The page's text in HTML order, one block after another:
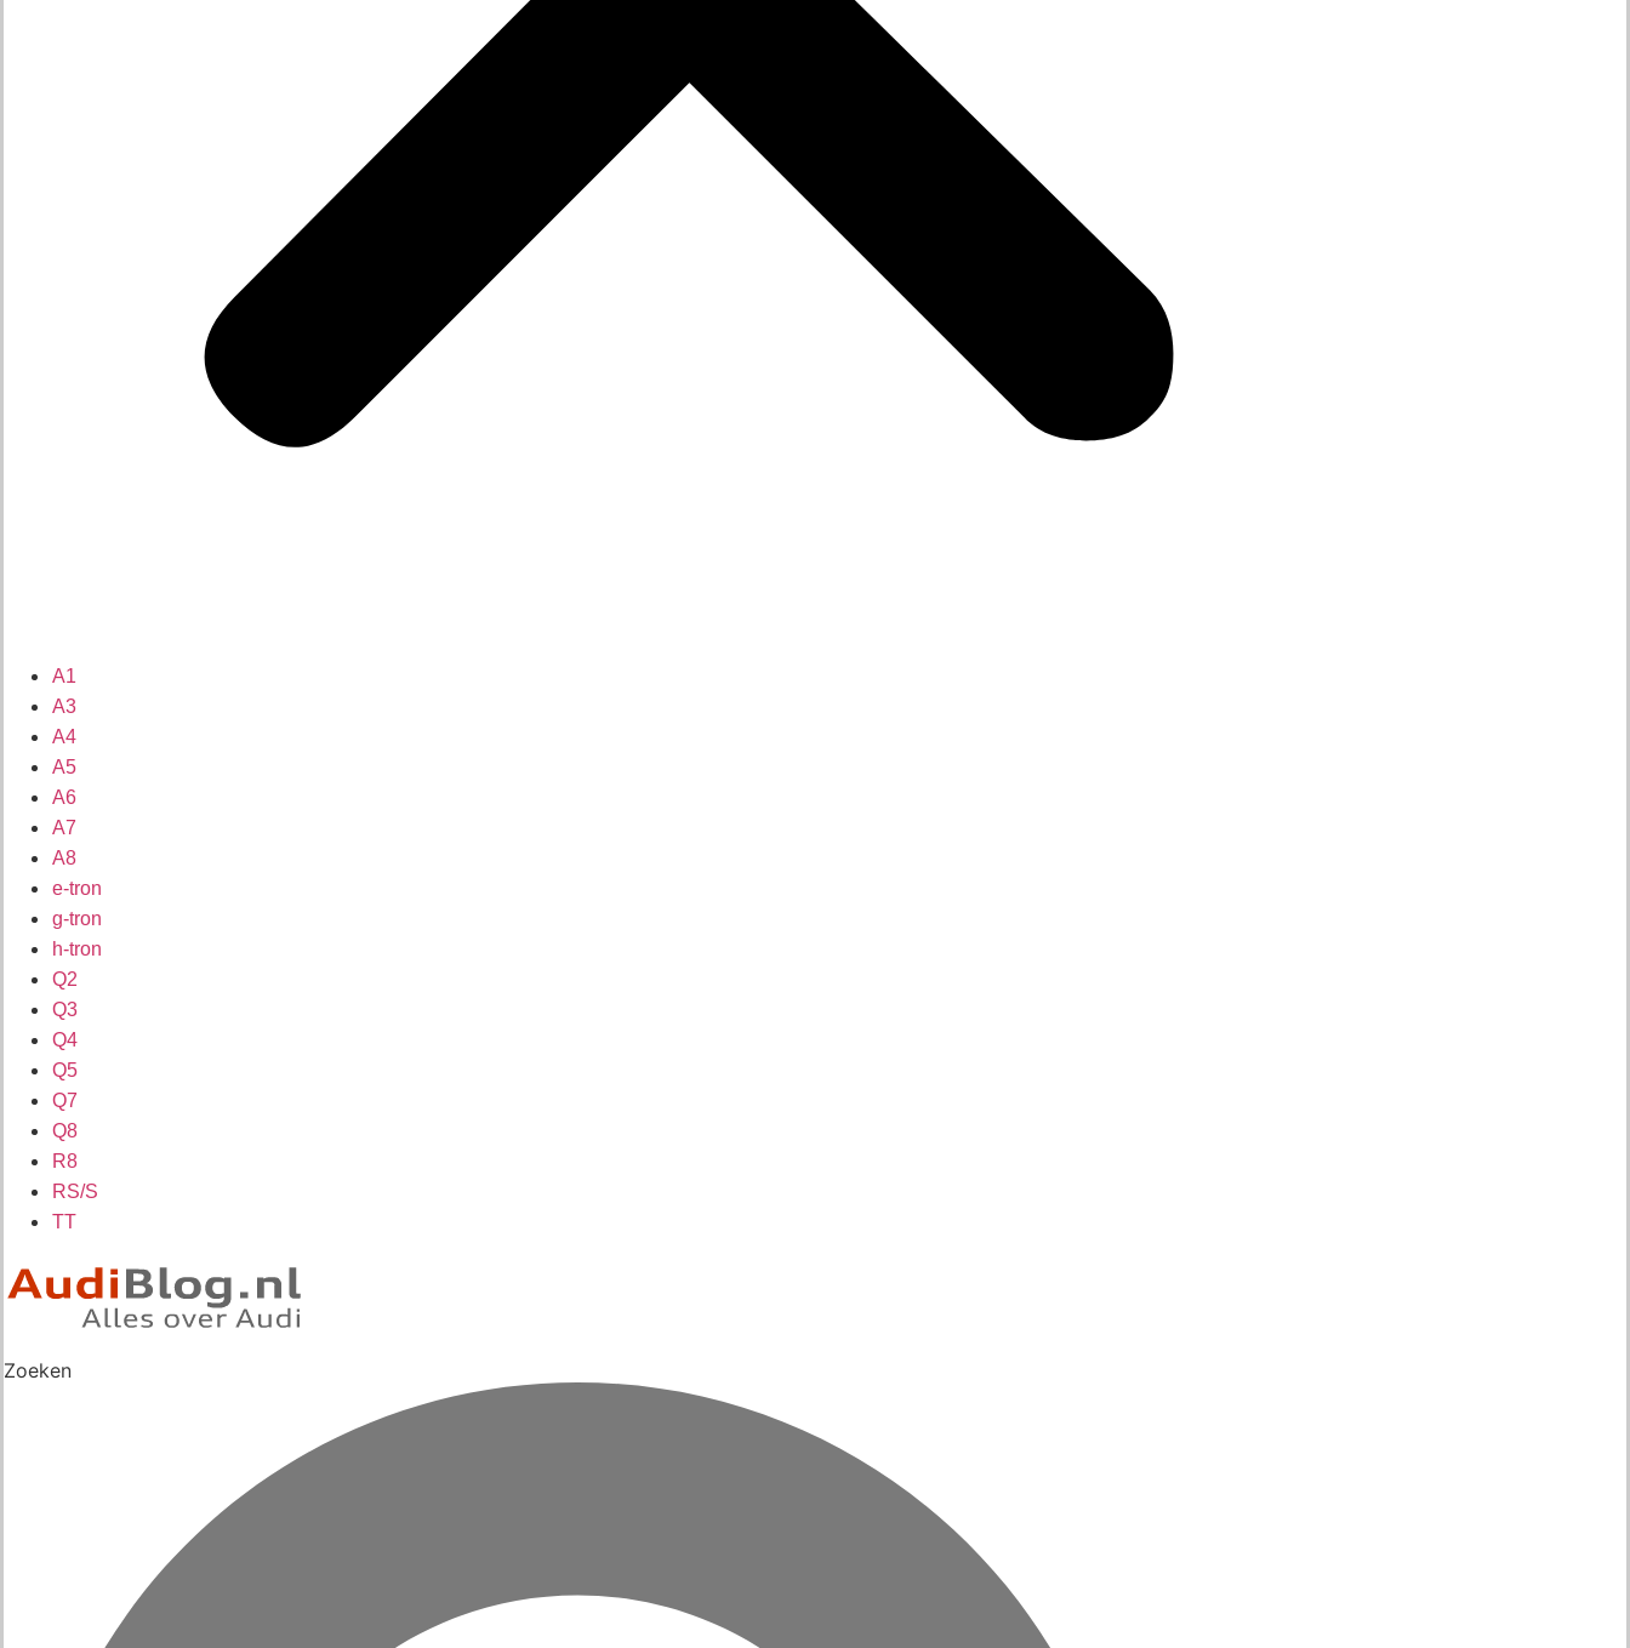
A1
A3
A4
A5
A6
A7
A8
e-tron
g-tron
h-tron
Q2
Q3
Q4
Q5
Q7
Q8
R8
RS/S
TT
Zoeken